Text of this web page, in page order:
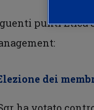
punti Etica
dei